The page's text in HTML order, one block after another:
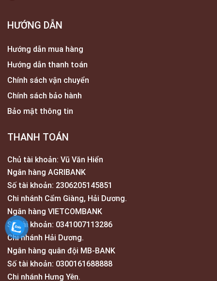
HƯỚNG DẪN
Hướng dẫn mua hàng
Hướng dẫn thanh toán
Chính sách vận chuyển
Chính sách bảo hành
Bảo mật thông tin
THANH TOÁN
Chủ tài khoản: Vũ Văn Hiển
Ngân hàng AGRIBANK
Số tài khoản: 2306205145851
Chi nhánh Cẩm Giàng, Hải Dương.
Ngân hàng VIETCOMBANK
Số tài khoản: 0341007113286
Chi nhánh Hải Dương.
Ngân hàng quân đội MB-BANK
Số tài khoản: 0300161688888
Chi nhánh Hưng Yên.